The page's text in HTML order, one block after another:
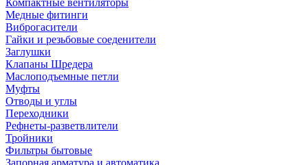
Компактные вентиляторы
Медные фитинги
Виброгасители
Гайки и резьбовые соеденители
Заглушки
Клапаны Шредера
Маслоподъемные петли
Муфты
Отводы и углы
Переходники
Рефнеты-разветвлители
Тройники
Фильтры бытовые
Запорная арматура и автоматика